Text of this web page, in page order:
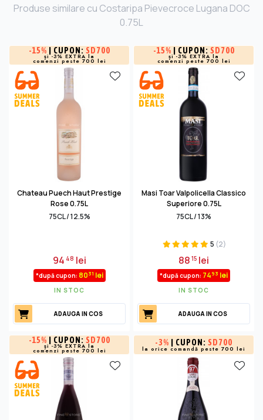
Produse similare cu Costaripa Pievecroce Lugana DOC
0.75L
-15% | CUPON: SD700
și -3% EXTRA la
comenzi peste 700 lei
Chateau Puech Haut Prestige
Rose 0.75L
75CL / 12.5%
94 48 lei
*după cupon: 8031 lei
IN STOC
ADAUGA IN COS
-15% | CUPON: SD700
și -3% EXTRA la
comenzi peste 700 lei
Masi Toar Valpolicella Classico
Superiore 0.75L
75CL / 13%
5 (2)
8815 lei
*după cupon: 7493 lei
IN STOC
ADAUGA IN COS
-15% | CUPON: SD700
și -3% EXTRA la
comenzi peste 700 lei
-3% | CUPON: SD700
la orice comandă peste 700 lei